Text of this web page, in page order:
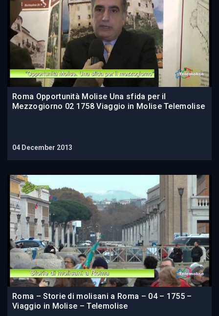
Roma Opportunità Molise Una sfida per il
Mezzogiorno 02 1758 Viaggio in Molise Telemolise
04 December 2013
Roma – Storie di molisani a Roma – 04 – 1755 –
Viaggio in Molise – Telemolise